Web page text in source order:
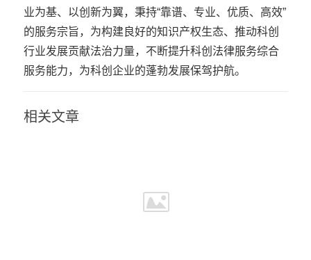
业为基、以创新为翼，秉持“靠谱、专业、优质、高效”
的服务宗旨，为构建良好的知识产权生态、推动科创
行业发展贡献法治力量，不断提升科创法律服务综合
服务能力，为科创企业的蓬勃发展保驾护航。
相关文章